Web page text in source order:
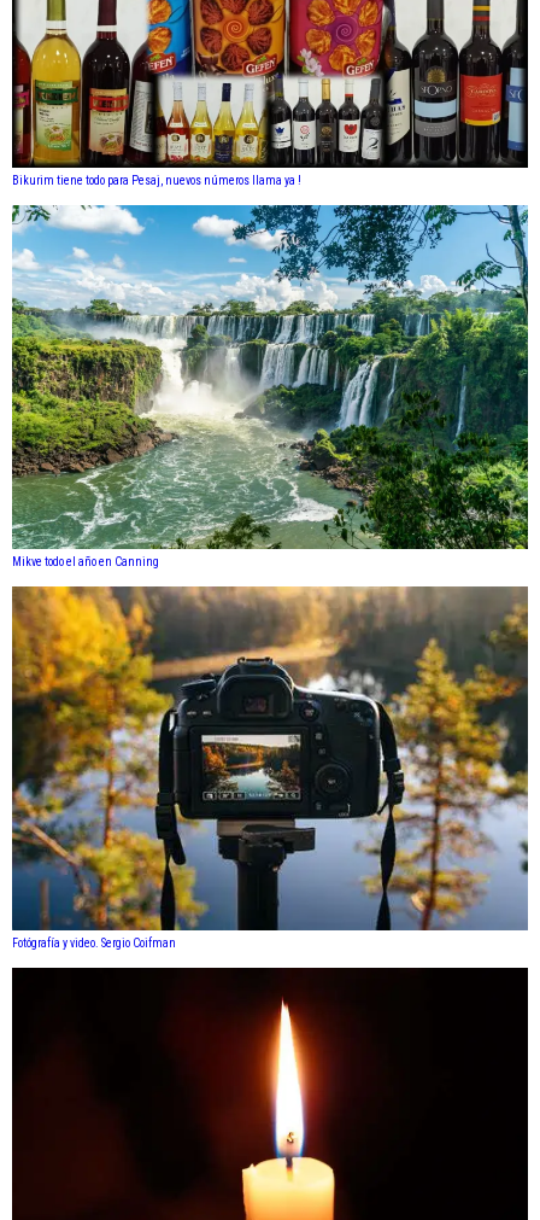
Bikurim tiene todo para Pesaj, nuevos números llama ya !
Mikve todo el año en Canning
Fotógrafía y video. Sergio Coifman